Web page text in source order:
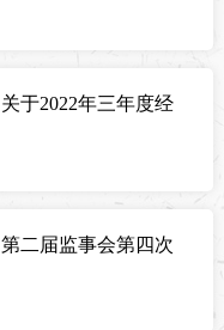
于2022年三年度经
二届监事会第四次